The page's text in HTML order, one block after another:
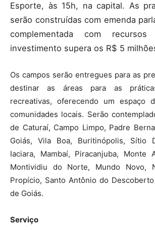
Esporte, às 15h, na capital. As
serão construídas com emenda
complementada com
investimento supera os R$ 5
Os campos serão entregues para as
destinar as áreas para as
recreativas, oferecendo um espaço
comunidades locais. Serão
de Caturaí, Campo Limpo, Padre
Goiás, Vila Boa, Buritinópolis, Sítio
Iaciara, Mambaí, Piracanjuba, Monte
Montividiu do Norte, Mundo Novo,
Propício, Santo Antônio do
de Goiás.
Serviço